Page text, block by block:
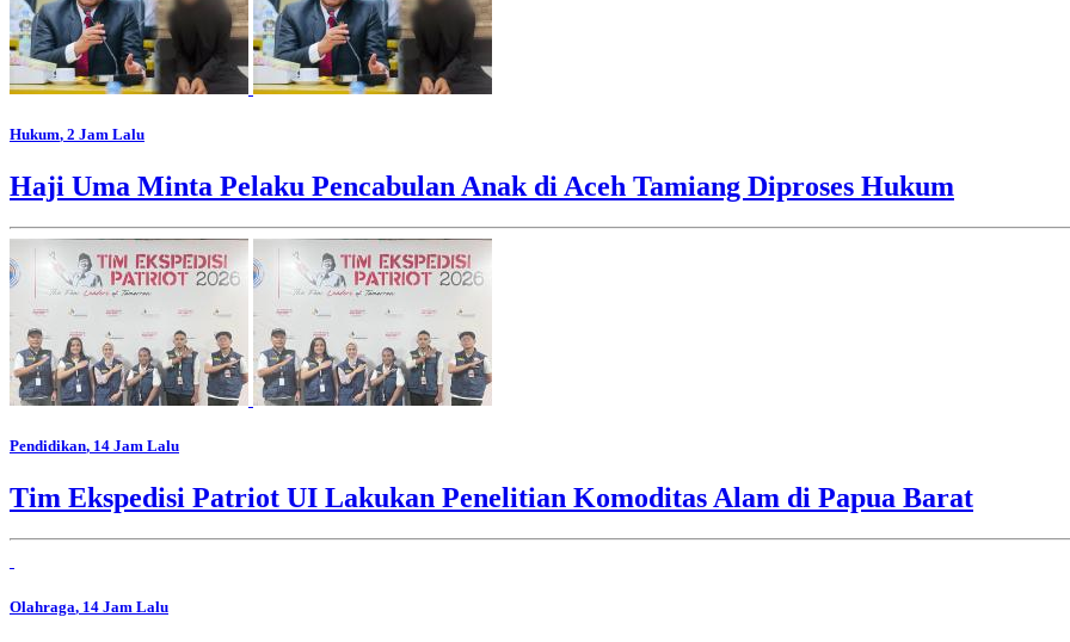
Hukum, 2 Jam Lalu
Haji Uma Minta Pelaku Pencabulan Anak di Aceh Tamiang Diproses Hukum
Pendidikan, 14 Jam Lalu
Tim Ekspedisi Patriot UI Lakukan Penelitian Komoditas Alam di Papua Barat
Olahraga, 14 Jam Lalu